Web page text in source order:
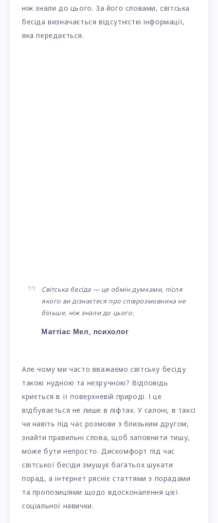
ніж знали до цього. За його словами, світська
бесіда визначається відсутністю інформації,
яка передається.
Світська бесіда — це обмін думками, після
якого ви дізнаєтеся про співрозмовника не
більше, ніж знали до цього.
Маттіас Мел, психолог
Але чому ми часто вважаємо світську бесіду
такою нудною та незручною? Відповідь
криється в її поверхневій природі. І це
відбувається не лише в ліфтах. У салоні, в таксі
чи навіть під час розмови з близьким другом,
знайти правильні слова, щоб заповнити тишу,
може бути непросто. Дискомфорт під час
світської бесіди змушує багатьох шукати
порад, а інтернет рясніє статтями з порадами
та пропозиціями щодо вдосконалення цієї
соціальної навички.